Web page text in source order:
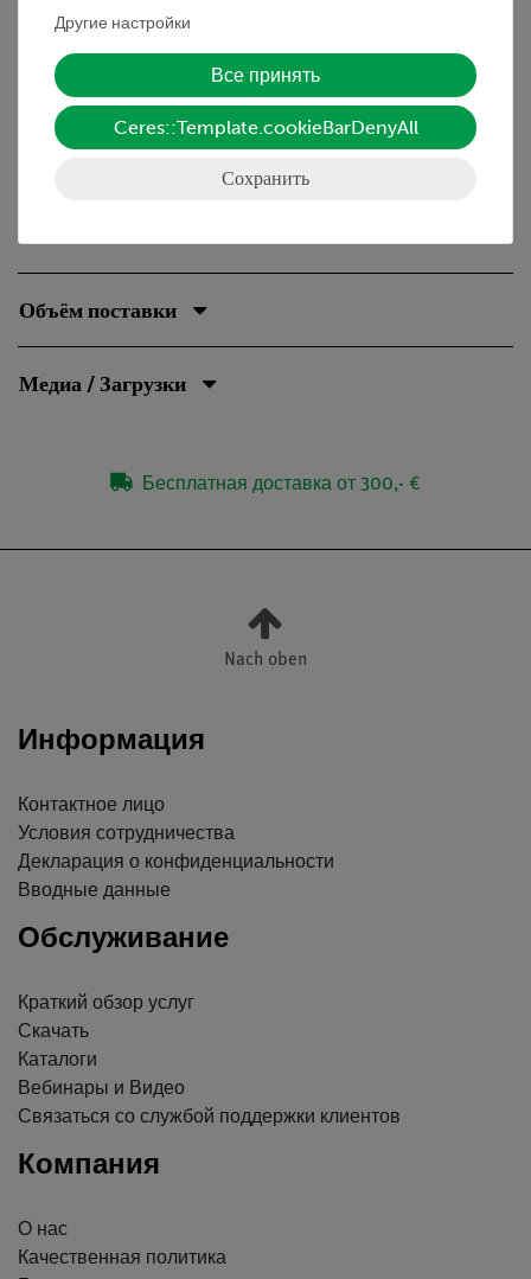
доски по физике.
использованием мультиметров ADM3
Получаем понятие о
Студенты наблюдают за преобразованием
Объём поставки
Медиа / Загрузки
Бесплатная доставка от 300,- €
Nach oben
Информация
Контактное лицо
Условия сотрудничества
Декларация о конфиденциальности
Вводные данные
Обслуживание
Краткий обзор услуг
Скачать
Каталоги
Вебинары и Видео
Связаться со службой поддержки клиентов
Компания
О нас
Качественная политика
Другие настройки
Все принять
Ceres::Template.cookieBarDenyAll
Сохранить